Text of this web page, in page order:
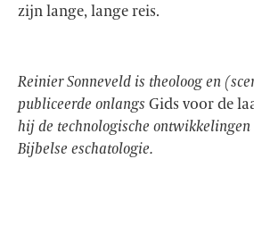
zijn lange, lange reis.
Reinier Sonneveld is theoloog en
publiceerde onlangs Gids voor de
hij de technologische
Bijbelse eschatologie.